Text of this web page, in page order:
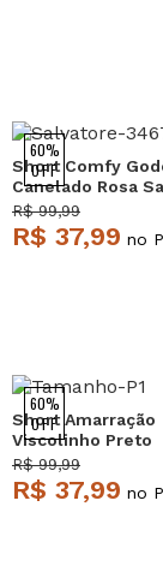
60%
OFF
Short Comfy
Canelado Rosa
R$ 99,99
R$ 37,99 no
60%
OFF
Short Amarração
Viscolinho Preto
Salvatore
R$ 99,99
R$ 37,99 no